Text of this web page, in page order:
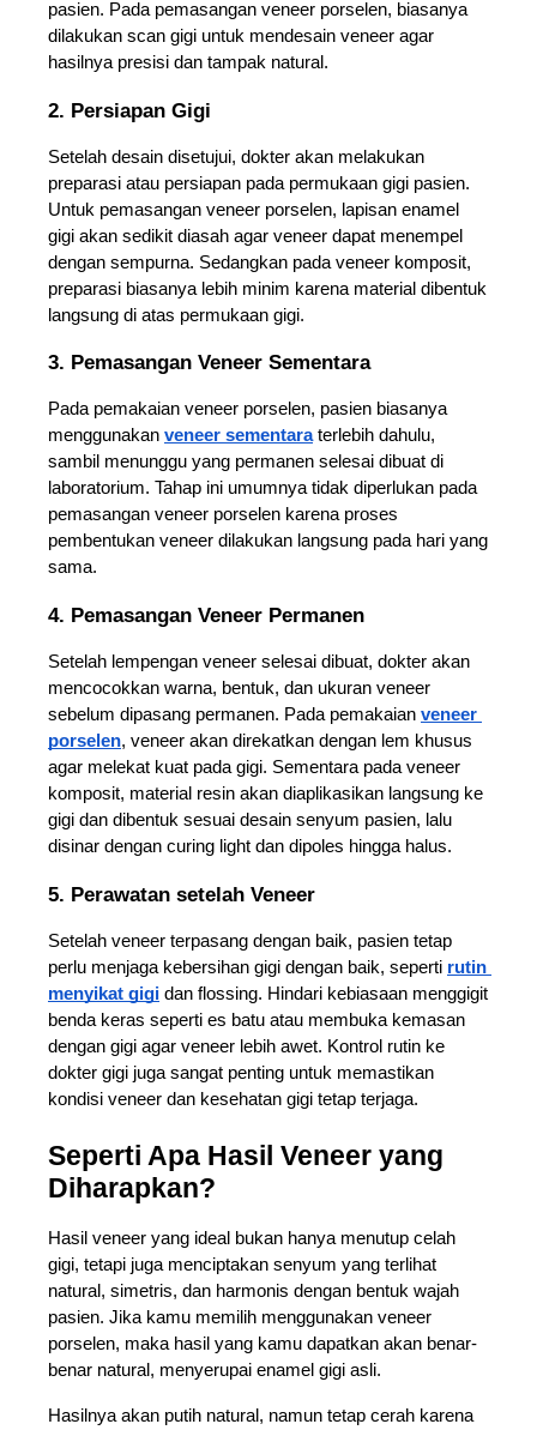
pasien. Pada pemasangan veneer porselen, biasanya
dilakukan scan gigi untuk mendesain veneer agar
hasilnya presisi dan tampak natural.
2. Persiapan Gigi
Setelah desain disetujui, dokter akan melakukan
preparasi atau persiapan pada permukaan gigi pasien.
Untuk pemasangan veneer porselen, lapisan enamel
gigi akan sedikit diasah agar veneer dapat menempel
dengan sempurna. Sedangkan pada veneer komposit,
preparasi biasanya lebih minim karena material dibentuk
langsung di atas permukaan gigi.
3. Pemasangan Veneer Sementara
Pada pemakaian veneer porselen, pasien biasanya
menggunakan veneer sementara terlebih dahulu,
sambil menunggu yang permanen selesai dibuat di
laboratorium. Tahap ini umumnya tidak diperlukan pada
pemasangan veneer porselen karena proses
pembentukan veneer dilakukan langsung pada hari yang
sama.
4. Pemasangan Veneer Permanen
Setelah lempengan veneer selesai dibuat, dokter akan
mencocokkan warna, bentuk, dan ukuran veneer
sebelum dipasang permanen. Pada pemakaian veneer
porselen, veneer akan direkatkan dengan lem khusus
agar melekat kuat pada gigi. Sementara pada veneer
komposit, material resin akan diaplikasikan langsung ke
gigi dan dibentuk sesuai desain senyum pasien, lalu
disinar dengan curing light dan dipoles hingga halus.
5. Perawatan setelah Veneer
Setelah veneer terpasang dengan baik, pasien tetap
perlu menjaga kebersihan gigi dengan baik, seperti rutin
menyikat gigi dan flossing. Hindari kebiasaan menggigit
benda keras seperti es batu atau membuka kemasan
dengan gigi agar veneer lebih awet. Kontrol rutin ke
dokter gigi juga sangat penting untuk memastikan
kondisi veneer dan kesehatan gigi tetap terjaga.
Seperti Apa Hasil Veneer yang
Diharapkan?
Hasil veneer yang ideal bukan hanya menutup celah
gigi, tetapi juga menciptakan senyum yang terlihat
natural, simetris, dan harmonis dengan bentuk wajah
pasien. Jika kamu memilih menggunakan veneer
porselen, maka hasil yang kamu dapatkan akan benar-
benar natural, menyerupai enamel gigi asli.
Hasilnya akan putih natural, namun tetap cerah karena